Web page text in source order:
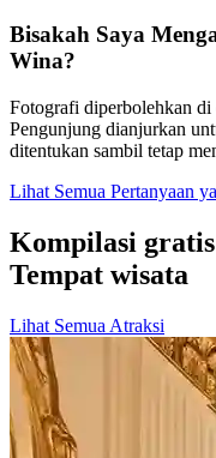
Bisakah Saya
Wina?
Fotografi diperbolehkan di
Pengunjung dianjurkan
ditentukan sambil tetap
Lihat Semua Pertanyaan
Kompilasi
Tempat wisata
Lihat Semua Atraksi